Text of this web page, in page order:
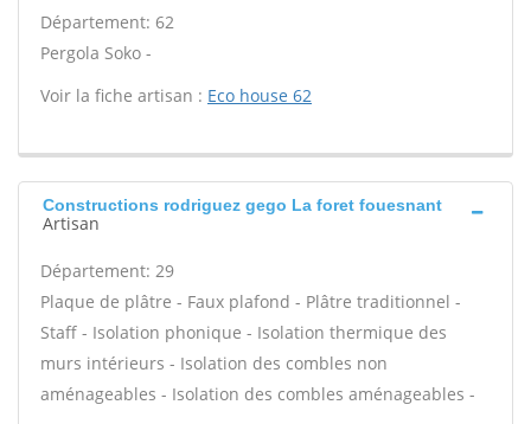
Département: 62
Pergola Soko -
Voir la fiche artisan : Eco house 62
Constructions rodriguez gego La foret fouesnant
Artisan
Département: 29
Plaque de plâtre - Faux plafond - Plâtre traditionnel -
Staff - Isolation phonique - Isolation thermique des
murs intérieurs - Isolation des combles non
aménageables - Isolation des combles aménageables -